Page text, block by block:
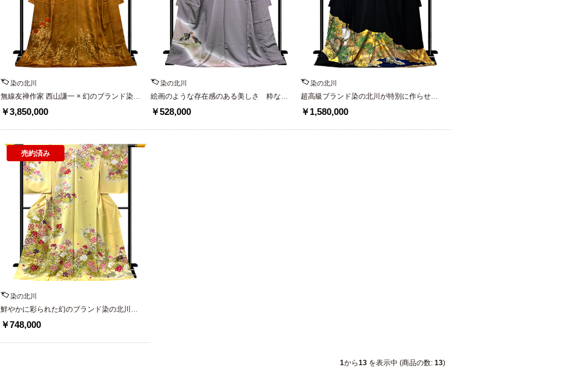
染の北川
無線友禅作家 西山謙一 × 幻のブランド染の
北川 最高級訪問着【茶 幻想花】
￥3,850,000
染の北川
絵画のような存在感のある美しさ 粋な大
人のお洒落着物 最高級ブランド 染の北川
特撰訪問着
￥528,000
染の北川
超高級ブランド染の北川が特別に作らせた
唯一無二の黒留袖
￥1,580,000
染の北川
鮮やかに彩られた幻のブランド染の北川謹
製の特選訪問着
￥748,000
売約済み
1から13 を表示中 (商品の数: 13)